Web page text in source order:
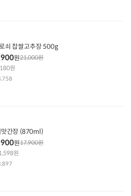
쇠 찹쌀고추장 500g
원21,000원
원
맛간장 (870ml)
원17,900원
원